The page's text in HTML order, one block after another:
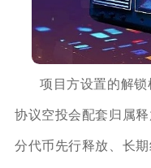
项目方设置的解
协议空投会配套归属
分代币先行释放、长